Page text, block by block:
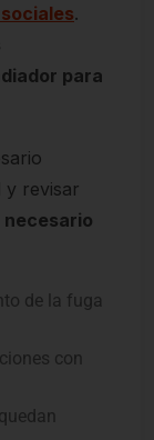
.
para
y revisar
necesario
de la fuga
con